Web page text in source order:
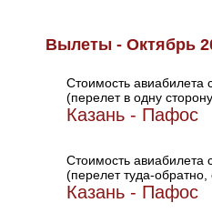
Вылеты - Октябрь
Стоимость авиабилета
(перелет в одну
Казань - Пафос
Стоимость авиабилета
(перелет туда-
Казань - Пафос